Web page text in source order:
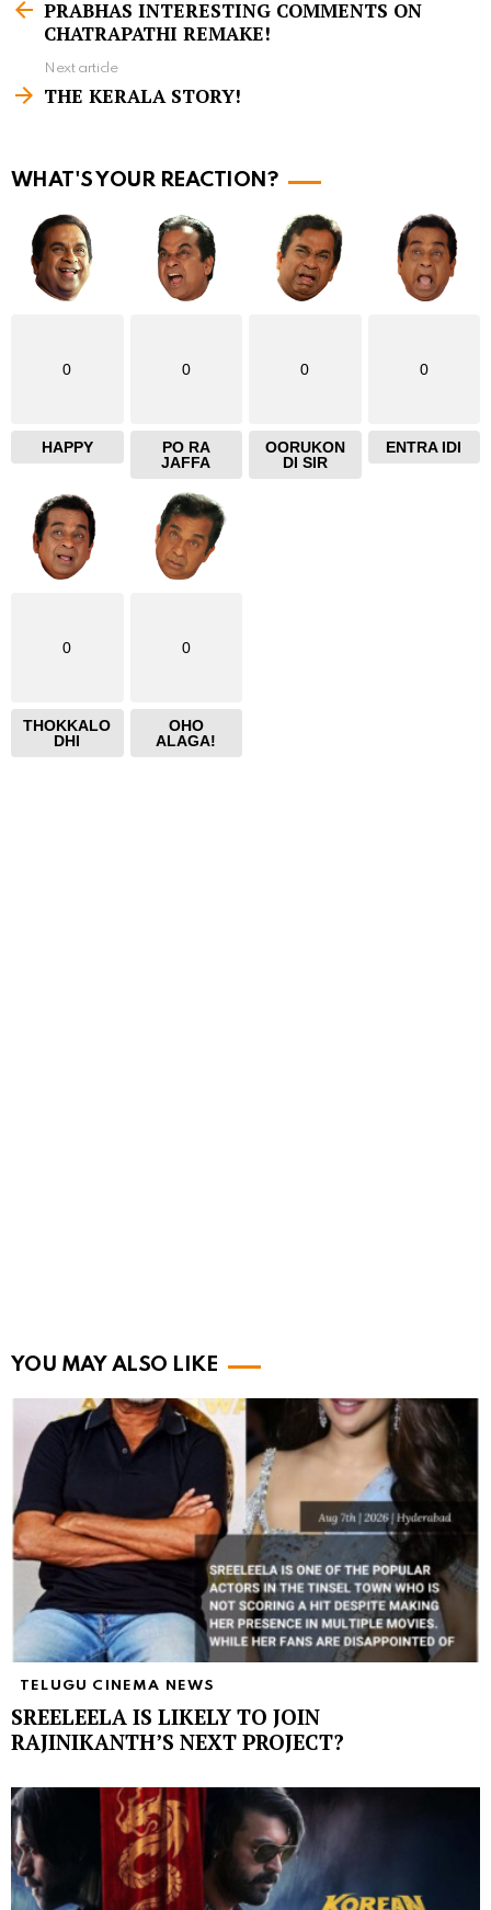
e
m
e
PRABHAS INTERESTING COMMENTS ON
CHATRAPATHI REMAKE!
Next article
THE KERALA STORY!
WHAT'S YOUR REACTION?
0
HAPPY
0
PO RA
JAFFA
0
OORUKON
DI SIR
0
ENTRA IDI
0
THOKKALO
DHI
0
OHO
ALAGA!
YOU MAY ALSO LIKE
TELUGU CINEMA NEWS
SREELEELA IS LIKELY TO JOIN
RAJINIKANTH’S NEXT PROJECT?